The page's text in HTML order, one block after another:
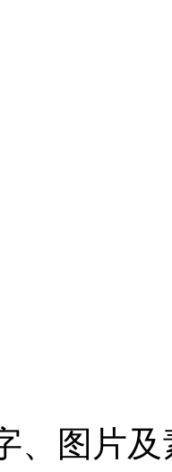
、图片